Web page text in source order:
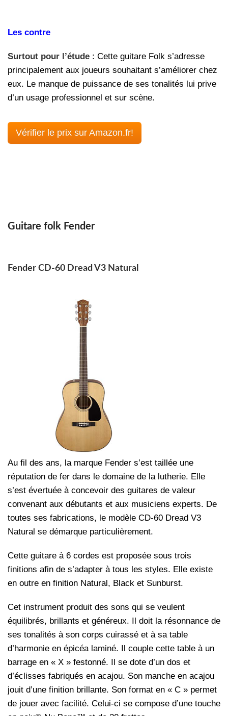
Les contre
Surtout pour l’étude : Cette guitare Folk s’adresse
principalement aux joueurs souhaitant s’améliorer chez
eux. Le manque de puissance de ses tonalités lui prive
d’un usage professionnel et sur scène.
Vérifier le prix sur Amazon.fr!
Guitare folk Fender
Fender CD-60 Dread V3 Natural
Au fil des ans, la marque Fender s’est taillée une
réputation de fer dans le domaine de la lutherie. Elle
s’est évertuée à concevoir des guitares de valeur
convenant aux débutants et aux musiciens experts. De
toutes ses fabrications, le modèle CD-60 Dread V3
Natural se démarque particulièrement.
Cette guitare à 6 cordes est proposée sous trois
finitions afin de s’adapter à tous les styles. Elle existe
en outre en finition Natural, Black et Sunburst.
Cet instrument produit des sons qui se veulent
équilibrés, brillants et généreux. Il doit la résonnance de
ses tonalités à son corps cuirassé et à sa table
d’harmonie en épicéa laminé. Il couple cette table à un
barrage en « X » festonné. Il se dote d’un dos et
d’éclisses fabriqués en acajou. Son manche en acajou
jouit d’une finition brillante. Son format en « C » permet
de jouer avec facilité. Celui-ci se compose d’une touche